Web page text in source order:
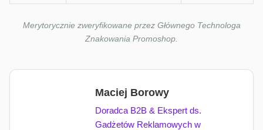
Merytorycznie zweryfikowane przez Głównego Technologa
Znakowania Promoshop.
Maciej Borowy
Doradca B2B & Ekspert ds.
Gadżetów Reklamowych w